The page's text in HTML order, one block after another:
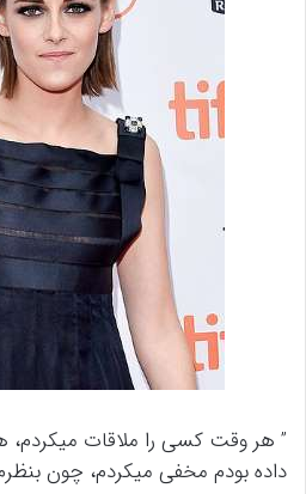
” هر وقت کسی را ملاقات میکردم،
داده بودم مخفی میکردم، چون